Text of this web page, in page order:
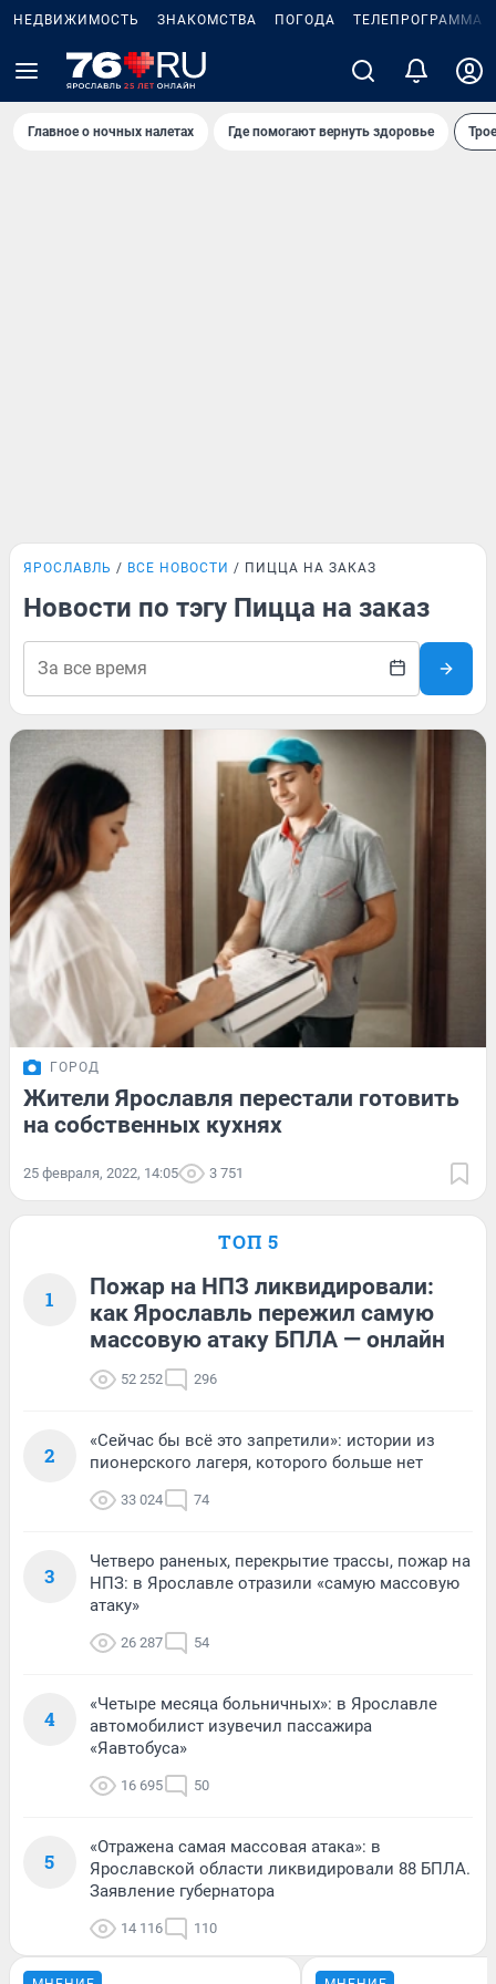
НЕДВИЖИМОСТЬ ЗНАКОМСТВА ПОГОДА ТЕЛЕПРОГРАММА
Главное о ночных налетах Где помогают вернуть здоровье
ЯРОСЛАВЛЬ ВСЕ НОВОСТИ ПИЦЦА НА ЗАКАЗ
Новости по тэгу Пицца на заказ
ГОРОД
Жители Ярославля перестали готовить
на собственных кухнях
25 февраля, 2022, 14:05 3 751
ТОП 5
1
Пожар на НПЗ ликвидировали:
как Ярославль пережил самую
массовую атаку БПЛА — онлайн
52 252 296
2
«Сейчас бы всё это запретили»: истории из
пионерского лагеря, которого больше нет
33 024 74
3
Четверо раненых, перекрытие трассы, пожар на
НПЗ: в Ярославле отразили «самую массовую
атаку»
26 287 54
4
«Четыре месяца больничных»: в Ярославле
автомобилист изувечил пассажира
«Яавтобуса»
16 695 50
5
«Отражена самая массовая атака»: в
Ярославской области ликвидировали 88 БПЛА.
Заявление губернатора
14 116 110